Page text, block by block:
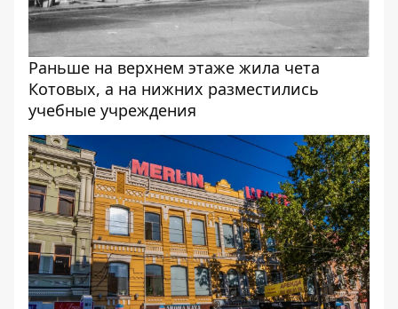
Раньше на верхнем этаже жила чета
Котовых, а на нижних разместились
учебные учреждения